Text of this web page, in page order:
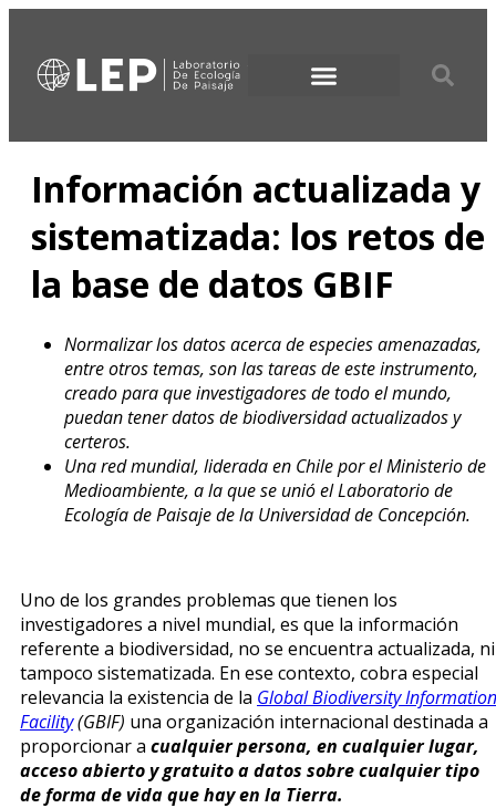
Información actualizada y
sistematizada: los retos de
la base de datos GBIF
Normalizar los datos acerca de especies amenazadas,
entre otros temas, son las tareas de este instrumento,
creado para que investigadores de todo el mundo,
puedan tener datos de biodiversidad actualizados y
certeros.
Una red mundial, liderada en Chile por el Ministerio de
Medioambiente, a la que se unió el Laboratorio de
Ecología de Paisaje de la Universidad de Concepción.
Uno de los grandes problemas que tienen los
investigadores a nivel mundial, es que la información
referente a biodiversidad, no se encuentra actualizada, ni
tampoco sistematizada. En ese contexto, cobra especial
relevancia la existencia de la Global Biodiversity Information
Facility(GBIF) una organización internacional destinada a
proporcionar a cualquier persona, en cualquier lugar,
acceso abierto y gratuito a datos sobre cualquier tipo
de forma de vida que hay en la Tierra.